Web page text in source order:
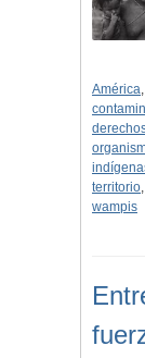
América,
territorio,
wampis